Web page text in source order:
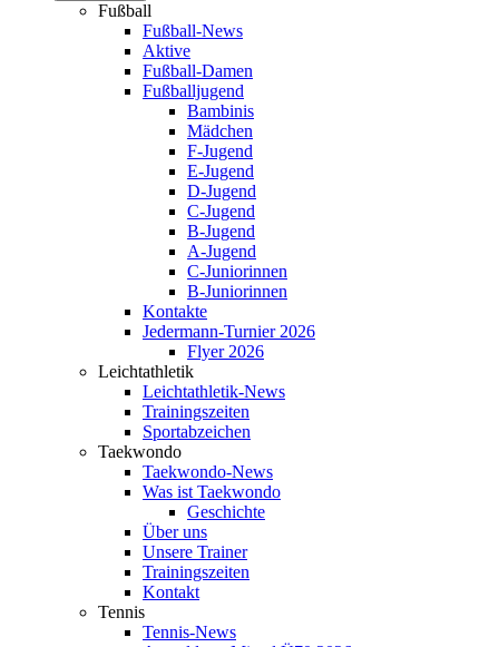
Fußball
Fußball-News
Aktive
Fußball-Damen
Fußballjugend
Bambinis
Mädchen
F-Jugend
E-Jugend
D-Jugend
C-Jugend
B-Jugend
A-Jugend
C-Juniorinnen
B-Juniorinnen
Kontakte
Jedermann-Turnier 2026
Flyer 2026
Leichtathletik
Leichtathletik-News
Trainingszeiten
Sportabzeichen
Taekwondo
Taekwondo-News
Was ist Taekwondo
Geschichte
Über uns
Unsere Trainer
Trainingszeiten
Kontakt
Tennis
Tennis-News